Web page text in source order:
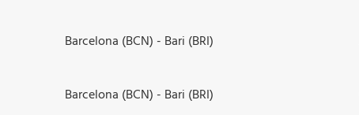
Barcelona (BCN) - Bari (BRI)
Barcelona (BCN) - Bari (BRI)